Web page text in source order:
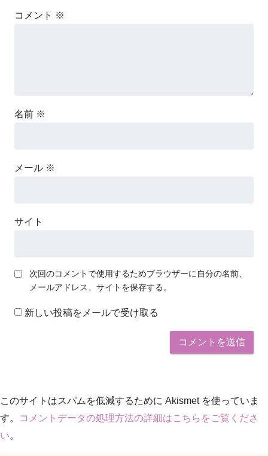
コメント ※
名前 ※
メール ※
サイト
次回のコメントで使用するためブラウザーに自分の名前、
メールアドレス、サイトを保存する。
新しい投稿をメールで受け取る
このサイトはスパムを低減するために Akismet を使っていま
す。
コメントデータの処理方法の詳細はこちらをご覧くださ
い。